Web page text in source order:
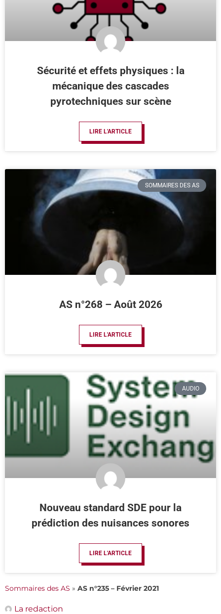
Sécurité et effets physiques : la
mécanique des cascades
pyrotechniques sur scène
LIRE L'ARTICLE
SOMMAIRES DES AS
AS n°268 – Août 2026
LIRE L'ARTICLE
AUDIO
Nouveau standard SDE pour la
prédiction des nuisances sonores
LIRE L'ARTICLE
Sommaires des AS » AS n°235 – Février 2021
La redaction